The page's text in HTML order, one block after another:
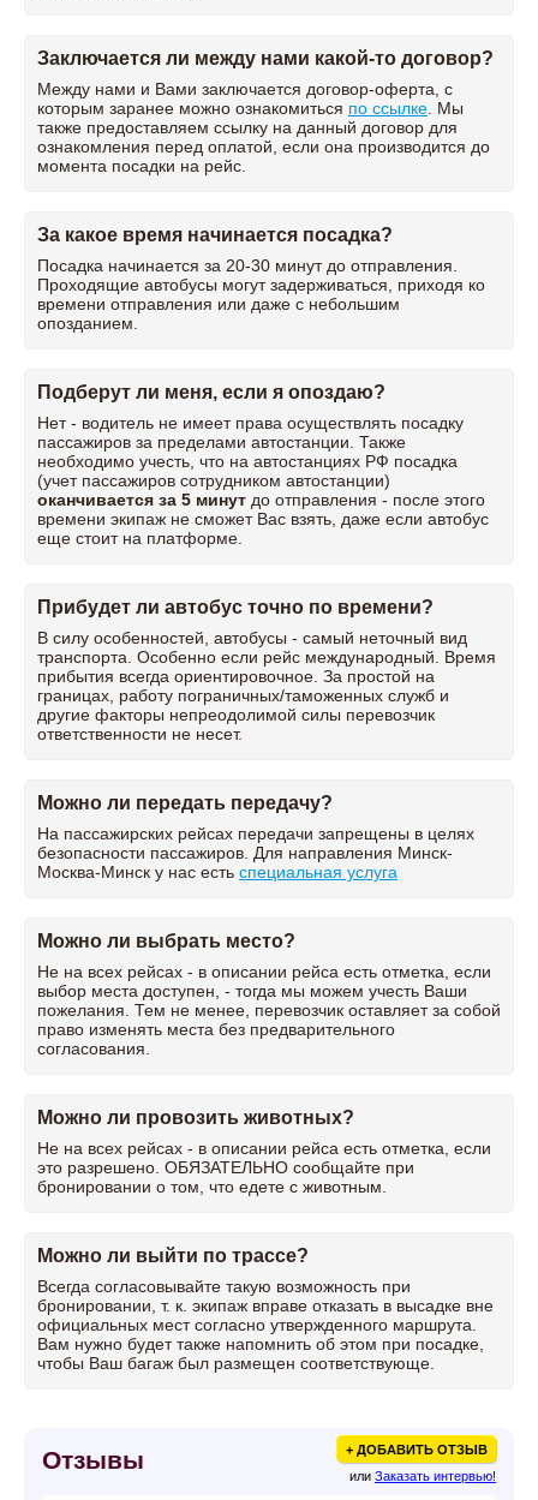
Заключается ли между нами какой-то договор?
Между нами и Вами заключается договор-оферта, с
которым заранее можно ознакомиться по ссылке . Мы
также предоставляем ссылку на данный договор для
ознакомления перед оплатой, если она производится до
момента посадки на рейс.
За какое время начинается посадка?
Посадка начинается за 20-30 минут до отправления.
Проходящие автобусы могут задерживаться, приходя ко
времени отправления или даже с небольшим
опозданием.
Подберут ли меня, если я опоздаю?
Нет - водитель не имеет права осуществлять посадку
пассажиров за пределами автостанции. Также
необходимо учесть, что на автостанциях РФ посадка
(учет пассажиров сотрудником автостанции)
оканчивается за 5 минут до отправления - после этого
времени экипаж не сможет Вас взять, даже если автобус
еще стоит на платформе.
Прибудет ли автобус точно по времени?
В силу особенностей, автобусы - самый неточный вид
транспорта. Особенно если рейс международный. Время
прибытия всегда ориентировочное. За простой на
границах, работу пограничных/таможенных служб и
другие факторы непреодолимой силы перевозчик
ответственности не несет.
Можно ли передать передачу?
На пассажирских рейсах передачи запрещены в целях
безопасности пассажиров. Для направления Минск-
Москва-Минск у нас есть специальная услуга
Можно ли выбрать место?
Не на всех рейсах - в описании рейса есть отметка, если
выбор места доступен, - тогда мы можем учесть Ваши
пожелания. Тем не менее, перевозчик оставляет за собой
право изменять места без предварительного
согласования.
Можно ли провозить животных?
Не на всех рейсах - в описании рейса есть отметка, если
это разрешено. ОБЯЗАТЕЛЬНО сообщайте при
бронировании о том, что едете с животным.
Можно ли выйти по трассе?
Всегда согласовывайте такую возможность при
бронировании, т. к. экипаж вправе отказать в высадке вне
официальных мест согласно утвержденного маршрута.
Вам нужно будет также напомнить об этом при посадке,
чтобы Ваш багаж был размещен соответствующе.
+ ДОБАВИТЬ ОТЗЫВ
или Заказать интервью!
Отзывы